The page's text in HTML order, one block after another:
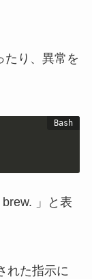
たり、異常を
」と表
れた指示に